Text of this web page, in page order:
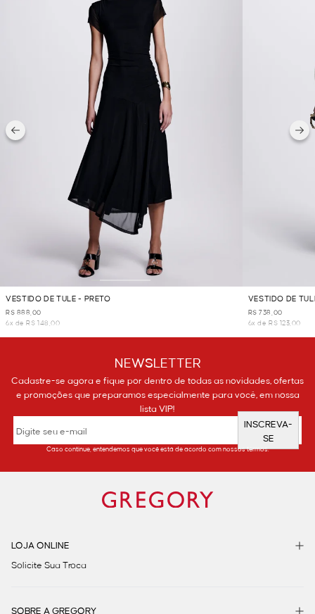
VESTIDO DE TULE - PRETO
R$ 888,00
6x de R$ 148,00
VESTIDO DE
R$ 738,00
6x de R$ 123,00
NEWSLETTER
Cadastre-se agora e fique por dentro de todas as novidades, ofertas
e promoções que preparamos especialmente para você, em nossa
lista VIP!
INSCREVA-
SE
Caso continue, entendemos que você está de acordo com nossos termos.
LOJA ONLINE
Solicite Sua Troca
SOBRE A GREGORY